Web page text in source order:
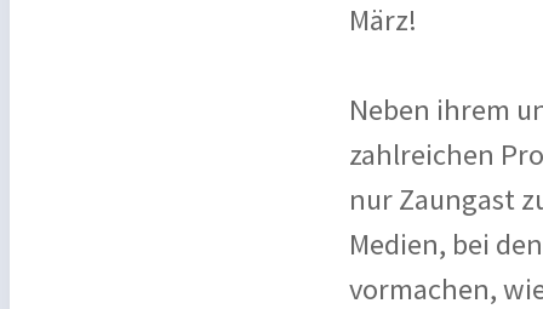
März!
Neben ihrem
zahlreichen
nur Zaungast
Medien, bei
vormachen,